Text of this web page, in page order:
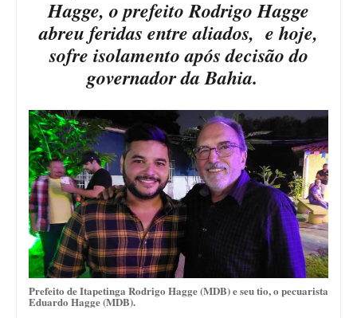
Hagge, o prefeito Rodrigo Hagge
abreu feridas entre aliados, e hoje,
sofre isolamento após decisão do
governador da Bahia.
Prefeito de Itapetinga Rodrigo Hagge (MDB) e seu tio, o pecuarista
Eduardo Hagge (MDB).